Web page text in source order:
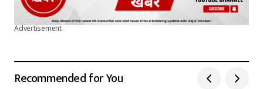
Advertisement
Recommended for You